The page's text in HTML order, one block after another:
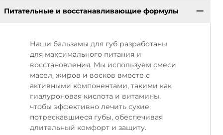
Питательные и восстанавливающие формулы
Наши бальзамы для губ разработаны
для максимального питания и
восстановления. Мы используем смеси
масел, жиров и восков вместе с
активными компонентами, такими как
гиалуроновая кислота и витамины,
чтобы эффективно лечить сухие,
потрескавшиеся губы, обеспечивая
длительный комфорт и защиту.